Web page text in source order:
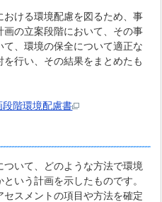
ける環境配慮を図るため、事
の立案段階において、その事
、環境の保全について適正な
行い、その結果をまとめたも
階環境配慮書
いて、どのような方法で環境
いう計画を示したものです。
スメントの項目や方法を確定